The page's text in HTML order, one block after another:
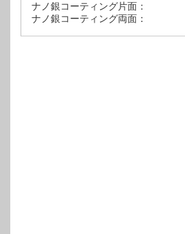
ナノ銀コーティング片面：
ナノ銀コーティング両面：